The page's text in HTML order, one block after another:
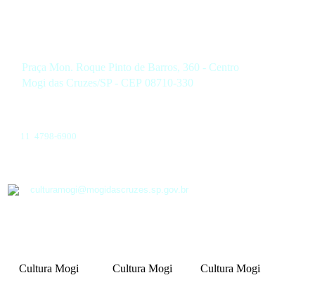
Praça Mon. Roque Pinto de Barros, 360 - Centro
Mogi das Cruzes/SP - CEP 08710-330
11 4798-6900
culturamogi@mogidascruzes.sp.gov.br
Cultura Mogi Cultura Mogi Cultura Mogi